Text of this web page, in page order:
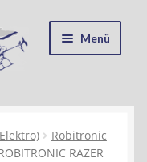
Menü
Robitronic
RAZER